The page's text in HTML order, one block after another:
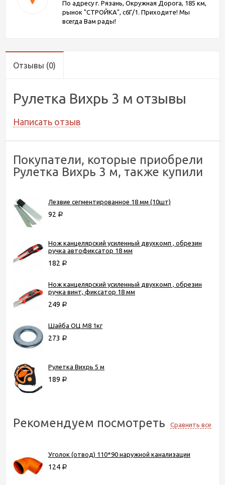
По адресу г. Рязань, Окружная Дорога, 185 км,
рынок "СТРОЙКА", с6Г/1. Приходите! Мы
всегда Вам рады!
Отзывы (0)
Рулетка Вихрь 3 м отзывы
Написать отзыв
Покупатели, которые приобрели
Рулетка Вихрь 3 м, также купили
Лезвие сегментированное 18 мм (10шт)
92 Р
Нож канцелярский усиленный двухкомп , обрезин
ручка автофиксатор 18 мм
182 Р
Нож канцелярский усиленный двухкомп , обрезин
ручка винт, фиксатор 18 мм
249 Р
Шайба ОЦ М8 1кг
273 Р
Рулетка Вихрь 5 м
189 Р
Рекомендуем посмотреть Сравнить все
Уголок (отвод) 110*90 наружной канализации
124 Р